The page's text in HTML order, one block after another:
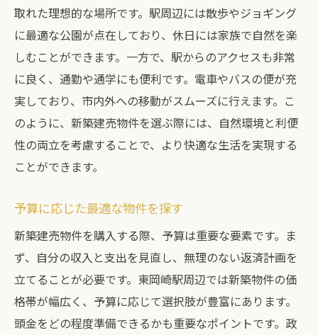
取れた理想的な場所です。駅周辺には散歩やジョギング
に最適な公園が点在しており、休日には家族で自然を楽
しむことができます。一方で、駅からのアクセスも非常
に良く、通勤や通学にも便利です。電車やバスの便が充
実しており、市内外への移動がスムーズに行えます。こ
のように、新築建売物件を選ぶ際には、自然環境と利便
性の両立を考慮することで、より快適な生活を実現する
ことができます。
予算に応じた最適な物件を探す
新築建売物件を購入する際、予算は重要な要素です。ま
ず、自分の収入と支出を見直し、無理のない返済計画を
立てることが必要です。東岡崎駅周辺では新築物件の価
格帯が幅広く、予算に応じて選択肢が豊富にあります。
頭金をどの程度準備できるかも重要なポイントです。政